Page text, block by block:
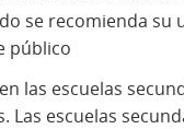
se recomienda su
público
las escuelas
Las escuelas